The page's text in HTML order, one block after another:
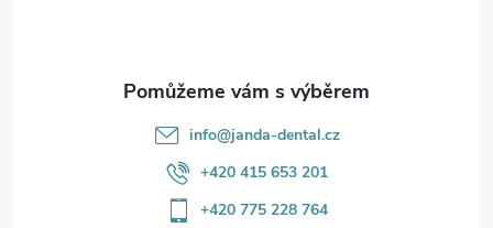
info@janda-dental.cz
+420 415 653 201
+420 775 228 764